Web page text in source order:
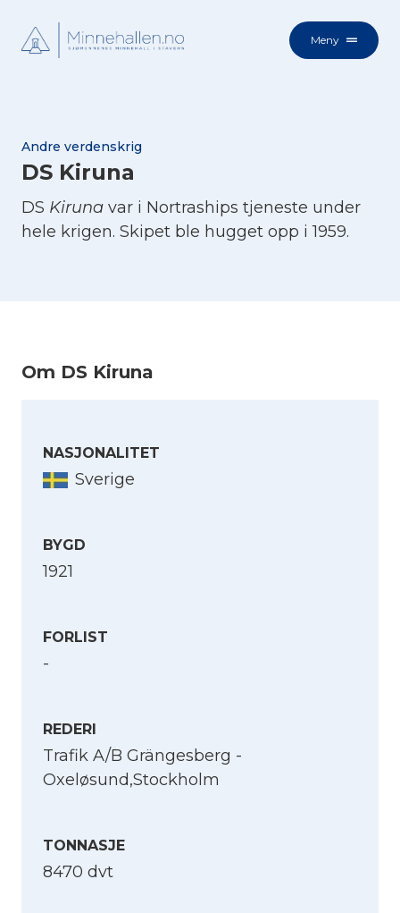
Meny
Andre verdenskrig
DS Kiruna
DS Kiruna var i Nortraships tjeneste under
hele krigen. Skipet ble hugget opp i 1959.
Om DS Kiruna
NASJONALITET
Sverige
BYGD
1921
FORLIST
-
REDERI
Trafik A/B Grängesberg -
Oxeløsund,Stockholm
TONNASJE
8470 dvt